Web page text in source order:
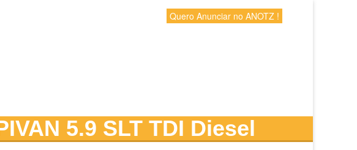
Quero Anunciar no ANOTZ !
5.9 SLT TDI Diesel